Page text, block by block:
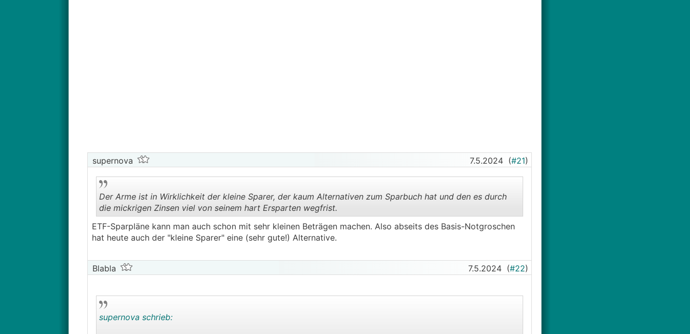
supernova 7.5.2024 (#21)
..
Der Arme ist in Wirklichkeit der kleine Sparer, der kaum Alternativen zum Sparbuch hat und den es durch
die mickrigen Zinsen viel von seinem hart Ersparten wegfrist.
ETF-Sparpläne kann man auch schon mit sehr kleinen Beträgen machen. Also abseits des Basis-Notgroschen
hat heute auch der "kleine Sparer" eine (sehr gute!) Alternative.
Blabla 7.5.2024 (#22)
supernova schrieb: